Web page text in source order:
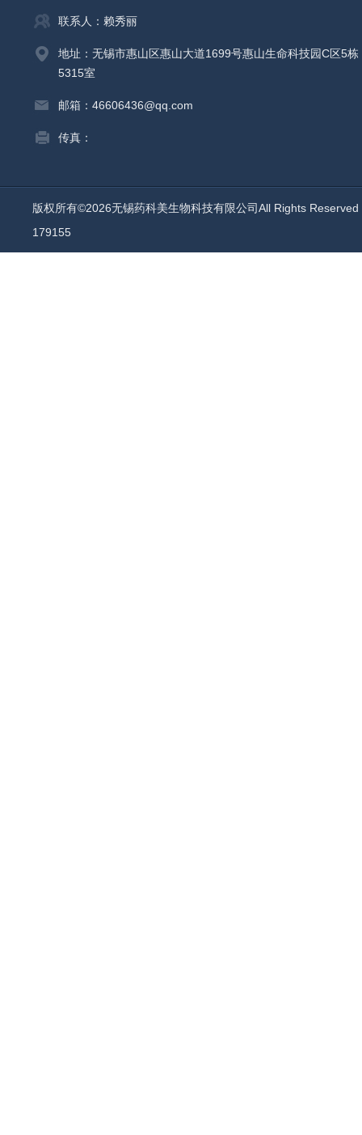
联系人：赖秀丽
地址：无锡市惠山区惠山大道1699号惠山生命科技园C区5栋
5315室
邮箱：46606436@qq.com
传真：
版权所有©2026无锡药科美生物科技有限公司All Rights
179155